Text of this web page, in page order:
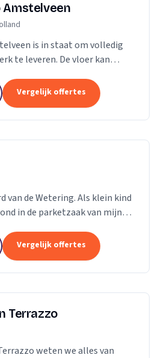
is in staat om volledig
te leveren. De vloer kan
afmeting of uitstraling.
Vergelijk offertes
van de Wetering. Als klein kind
in de parketzaak van mijn
zelf...
Vergelijk offertes
Terrazzo
weten we alles van